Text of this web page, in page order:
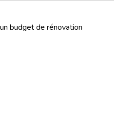
budget de rénovation